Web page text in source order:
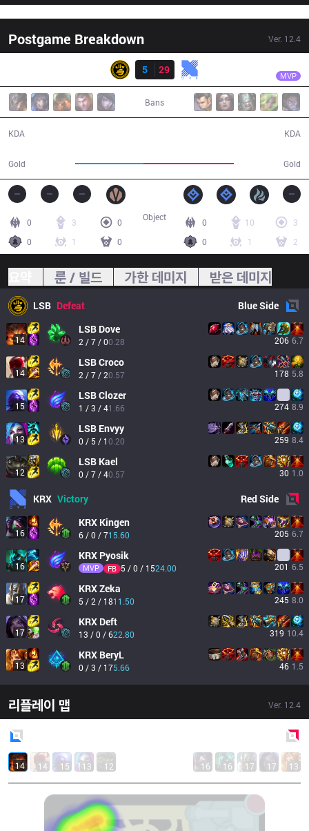
Postgame Breakdown Ver. 12.4
5
29 MVP
Bans
KDA
Gold Gold
KDA
0 3
0
0
1 0
0 10
3
0
1 2
Object
룬 / 빌드 가한 데미지 받은 데미지
LSB Defeat BlueSide
14
LSB Dove
2 / 7 / 00.28 206 6.7
14
LSBCroco
2 / 7 / 20.57 178 5.8
15
LSBClozer
1 / 3 / 41.66 274 8.9
13
LSB Envyy
0 / 5 / 10.20 259 8.4
12
LSB Kael
0 / 7 / 40.57 30 1.0
KRX Victory RedSide
16
KRX Kingen
6 / 0 / 715.60 205 6.7
16
KRX Pyosik
MVP FB 5 / 0 / 1524.00 201 6.5
17
KRXZeka
5 / 2 / 1811.50 245 8.0
17
KRX Deft
13 / 0 / 622.80 319 10.4
13
KRX BeryL
0 / 3 / 175.66 46 1.5
리플레이 맵 Ver. 12.4
14 14 15 13 12 16 16 17 17 13